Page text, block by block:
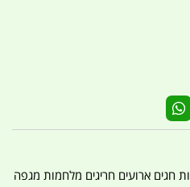
שבתות חגים ארועים חריגים מלחמות מגפה